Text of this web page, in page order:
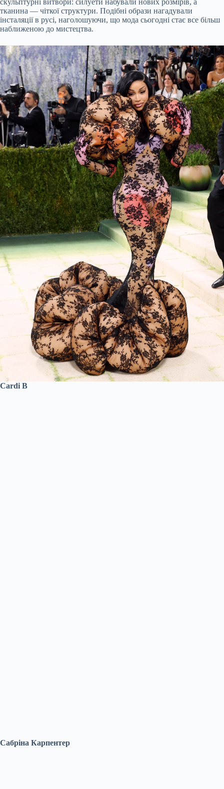
скульптурні витвори: силуети набували нових розмірів, а
тканина — чіткої структури. Подібні образи нагадували
інсталяції в русі, наголошуючи, що мода сьогодні стає все більш
наближеною до мистецтва.
Cardi B
Сабріна Карпентер